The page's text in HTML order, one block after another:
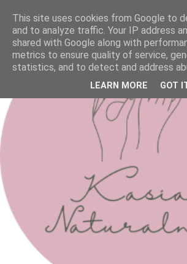
This site uses cookies from Google to
and to analyze traffic. Your IP address
shared with Google along with
metrics to ensure quality of service,
statistics, and to detect and address
LEARN MORE GOT